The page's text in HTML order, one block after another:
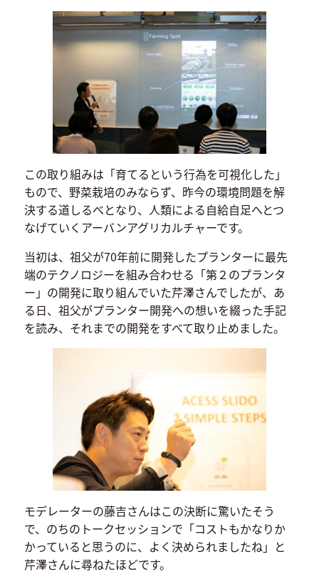
この取り組みは「育てるという行為を可視化した」
もので、野菜栽培のみならず、昨今の環境問題を解
決する道しるべとなり、人類による自給自足へとつ
なげていくアーバンアグリカルチャーです。
当初は、祖父が70年前に開発したプランターに最先
端のテクノロジーを組み合わせる「第２のプランタ
ー」の開発に取り組んでいた芹澤さんでしたが、あ
る日、祖父がプランター開発への想いを綴った手記
を読み、それまでの開発をすべて取り止めました。
モデレーターの藤吉さんはこの決断に驚いたそう
で、のちのトークセッションで「コストもかなりか
かっていると思うのに、よく決められましたね」と
芹澤さんに尋ねたほどです。